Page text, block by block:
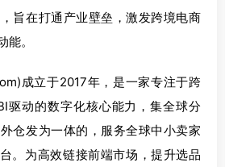
旨在打通产业壁垒，激发跨境电商
。
成立于2017年，是一家专注于跨
驱动的数字化核心能力，集全球分
仓发为一体的，服务全球中小卖家
。为高效链接前端市场，提升选品